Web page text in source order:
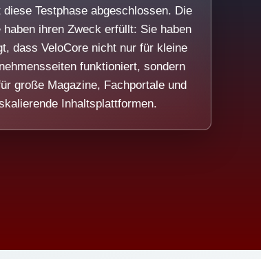
diese Testphase abgeschlossen. Die
haben ihren Zweck erfüllt: Sie haben
dass VeloCore nicht nur für kleine
funktioniert, sondern
große Magazine, Fachportale und
Inhaltsplattformen.